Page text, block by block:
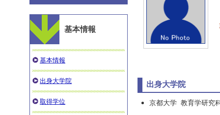
基本情報
基本情報
出身大学院
取得学位
出身大学院
京都大学 教育学研究